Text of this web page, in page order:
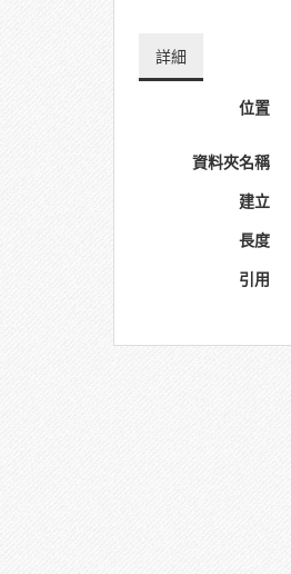
詳細
位置
資料夾名稱
建立
長度
引用